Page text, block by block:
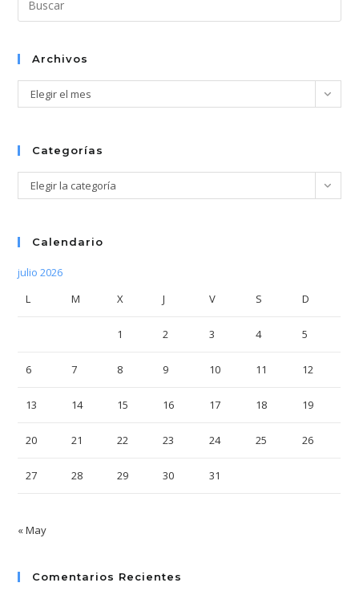
el
Archivos
Archivos
Elegir el mes
Categorías
Categorías
Elegir la categoría
Calendario
julio 2026
L
M X J V S D
1 2 3 4 5
6 7 8 9 10 11 12
13 14 15 16 17 18 19
20 21 22 23 24 25 26
27 28 29 30 31
« May
Comentarios Recientes